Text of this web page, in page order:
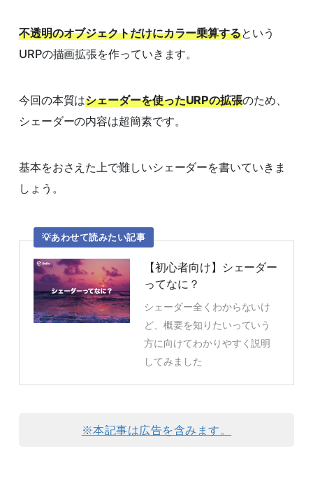
不透明のオブジェクトだけにカラー乗算するという
URPの描画拡張を作っていきます。
今回の本質はシェーダーを使ったURPの拡張のため、
シェーダーの内容は超簡素です。
基本をおさえた上で難しいシェーダーを書いていきま
しょう。
あわせて読みたい記事
【初心者向け】シェーダー
ってなに？
シェーダー全くわからないけ
ど、概要を知りたいっていう
方に向けてわかりやすく説明
してみました
※本記事は広告を含みます。